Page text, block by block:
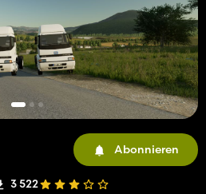
Abonnieren
3 522